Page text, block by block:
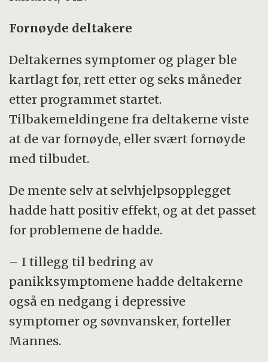
Fornøyde deltakere
Deltakernes symptomer og plager ble
kartlagt før, rett etter og seks måneder
etter programmet startet.
Tilbakemeldingene fra deltakerne viste
at de var fornøyde, eller svært fornøyde
med tilbudet.
De mente selv at selvhjelpsopplegget
hadde hatt positiv effekt, og at det passet
for problemene de hadde.
– I tillegg til bedring av
panikksymptomene hadde deltakerne
også en nedgang i depressive
symptomer og søvnvansker, forteller
Mannes.